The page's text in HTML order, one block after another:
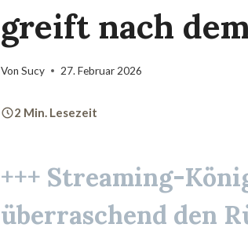
greift nach
Von Sucy 27. Februar 2026
2 Min. Lesezeit
+++ Streaming-
überraschend den